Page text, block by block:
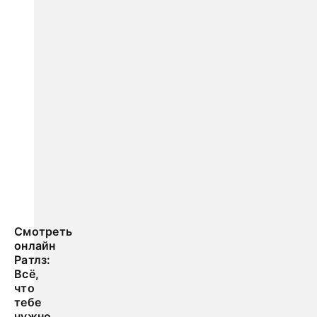
Смотреть
онлайн
Ратлз:
Всё,
что
тебе